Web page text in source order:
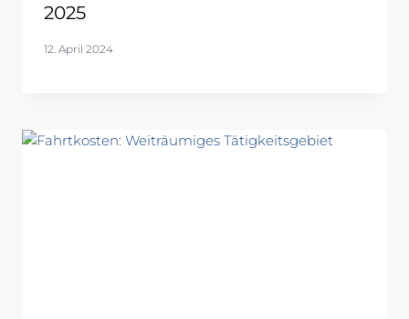
2025
12. April 2024